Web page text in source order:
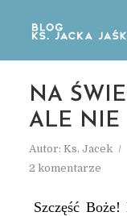
NA
ALE NIE
Autor: Ks. Jacek
2 komentarze
Szczęść